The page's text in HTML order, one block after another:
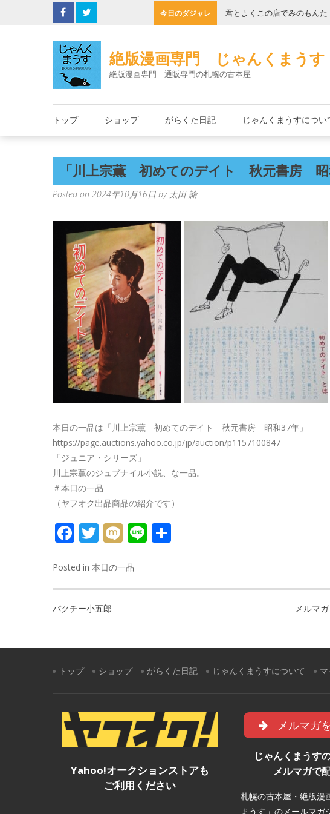
今日のダジャレ 君とよくこの店でみのもんた
絶版漫画専門 じゃんくまうす
絶版漫画専門 通販専門の札幌の古本屋
トップ ショップ がらくた日記 じゃんくまうすについ
「川上宗薫 初めてのデイト 秋元書房 昭
Posted on 2024年10月16日 by 太田 諭
本日の一品は「川上宗薫 初めてのデイト 秋元書房 昭和37年」
https://page.auctions.yahoo.co.jp/jp/auction/p1157100847
「ジュニア・シリーズ」
川上宗薫のジュブナイル小説、な一品。
＃本日の一品
（ヤフオク出品商品の紹介です）
FACEBOOK
TWITTER
MIXILINE
Posted in 本日の一品
ビ
シ
ョ
パクチー小五郎 メルマ
トップ ショップ がらくた日記 じゃんくまうすについて
Yahoo!オークションストアも
ご利用ください
メルマガ
じゃんくまうす
メルマガで
札幌の古本屋・絶版漫
まうす」のメールマガ